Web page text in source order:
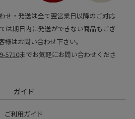
せ・発送は全て翌営業日以降のご対応
は期日内に発送ができない商品もござ
様はお問い合わせ下さい。
5710までお気軽にお問い合わせくださ
ガイド
ご利用ガイド